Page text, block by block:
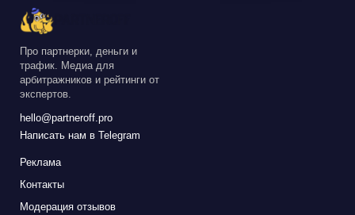
Про партнерки, деньги и
трафик. Медиа для
арбитражников и рейтинги от
экспертов.
hello@partneroff.pro
Написать нам в Telegram
Реклама
Контакты
Модерация отзывов